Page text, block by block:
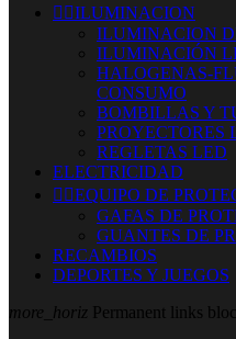
 ILUMINACION
ILUMINACION
ILUMINACIÓN
HALOGENAS-
CONSUMO
BOMBILLAS Y
PROYECTORES
REGLETAS LED
ELECTRICIDAD
 EQUIPO DE
GAFAS DE
GUANTES DE
RECAMBIOS
DEPORTES Y JUEGOS
more_horiz Permanent links